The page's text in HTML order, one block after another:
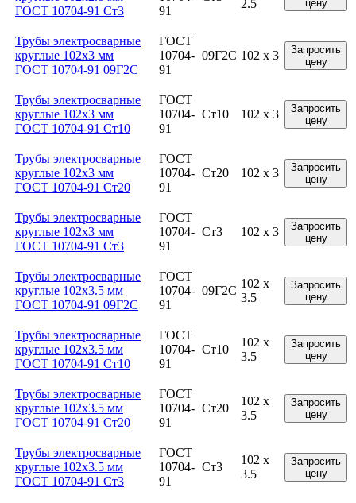
ГОСТ 10704-91 Ст3
91
2.5
цену
Трубы электросварные
круглые 102x3 мм
ГОСТ 10704-91 09Г2С
ГОСТ
10704-
91
09Г2С 102 x 3
Запросить
цену
Трубы электросварные
круглые 102x3 мм
ГОСТ 10704-91 Ст10
ГОСТ
10704-
91
Ст10 102 x 3
Запросить
цену
Трубы электросварные
круглые 102x3 мм
ГОСТ 10704-91 Ст20
ГОСТ
10704-
91
Ст20 102 x 3
Запросить
цену
Трубы электросварные
круглые 102x3 мм
ГОСТ 10704-91 Ст3
ГОСТ
10704-
91
Ст3 102 x 3
Запросить
цену
Трубы электросварные
круглые 102x3.5 мм
ГОСТ 10704-91 09Г2С
ГОСТ
10704-
91
09Г2С
102 x
3.5
Запросить
цену
Трубы электросварные
круглые 102x3.5 мм
ГОСТ 10704-91 Ст10
ГОСТ
10704-
91
Ст10
102 x
3.5
Запросить
цену
Трубы электросварные
круглые 102x3.5 мм
ГОСТ 10704-91 Ст20
ГОСТ
10704-
91
Ст20
102 x
3.5
Запросить
цену
Трубы электросварные
круглые 102x3.5 мм
ГОСТ 10704-91 Ст3
ГОСТ
10704-
91
Ст3
102 x
3.5
Запросить
цену